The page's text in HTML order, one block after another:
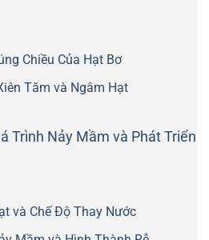
Chiều Của Hạt Bơ
Tăm và Ngâm Hạt
Trình Nảy Mầm và Phát Triển
và Chế Độ Thay Nước